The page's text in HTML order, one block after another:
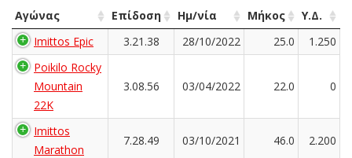
Αγώνας Επίδοση Ημ/νία Μήκος
Υ.Δ.
Imittos Epic
3.21.38 28/10/2022 25.0
1.250
Poikilo Rocky
Mountain
22K
3.08.56 03/04/2022 22.0 0
Imittos
Marathon
7.28.49 03/10/2021 46.0 2.200